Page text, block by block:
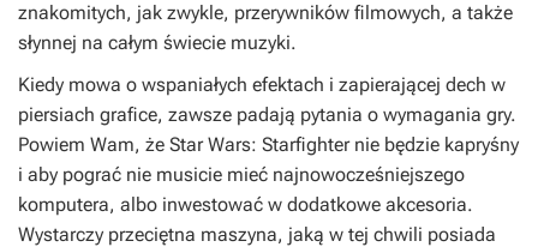
znakomitych, jak zwykle, przerywników filmowych, a także
słynnej na całym świecie muzyki.
Kiedy mowa o wspaniałych efektach i zapierającej dech w
piersiach grafice, zawsze padają pytania o wymagania gry.
Powiem Wam, że Star Wars: Starfighter nie będzie kapryśny
i aby pograć nie musicie mieć najnowocześniejszego
komputera, albo inwestować w dodatkowe akcesoria.
Wystarczy przeciętna maszyna, jaką w tej chwili posiada